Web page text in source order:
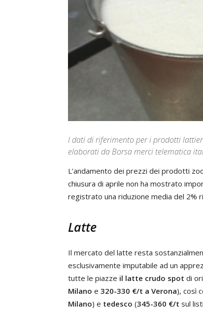
I dati di riferimento per i prodotti
elaborati da Borsa merci telematica
L’andamento dei prezzi dei prodotti
chiusura di aprile non ha mostrato
registrato una riduzione media del 2%
Latte
Il mercato del latte resta
esclusivamente imputabile ad un
tutte le piazze il latte crudo spot di
Milano e 320-330 €/t a Verona), così
Milano) e tedesco (345-360 €/t sul